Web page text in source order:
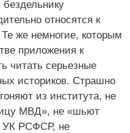
относятся к
же немногие, которым
приложения к
читать серьезные
историков. Страшно
из института, не
МВД», не «шьют
УК РСФСР, не